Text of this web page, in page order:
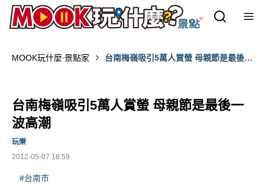
MOOK玩什麼‧景點家
台南梅嶺吸引5萬人賞螢 母親節是最後一
台南梅嶺吸引5萬人賞螢 母親節是最後一
波高潮
2012-05-07 18:59
玩樂
#台南市